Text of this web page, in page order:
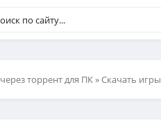
через торрент для ПК»Скачать игры